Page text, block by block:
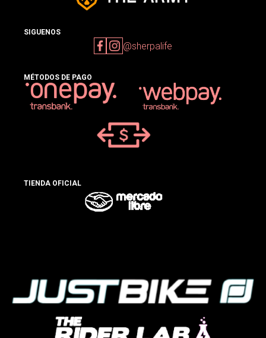
SIGUENOS
@sherpalife
MÉTODOS DE PAGO
TIENDA OFICIAL